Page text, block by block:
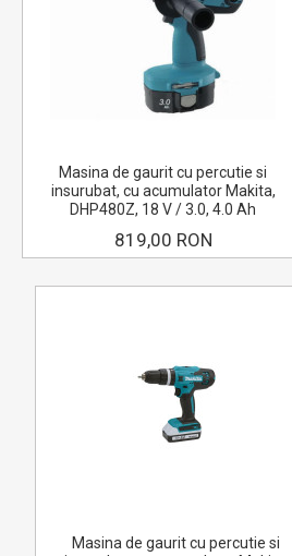
Masina de gaurit cu percutie si
insurubat, cu acumulator Makita,
DHP480Z, 18 V / 3.0, 4.0 Ah
819,00 RON
Masina de gaurit cu percutie si